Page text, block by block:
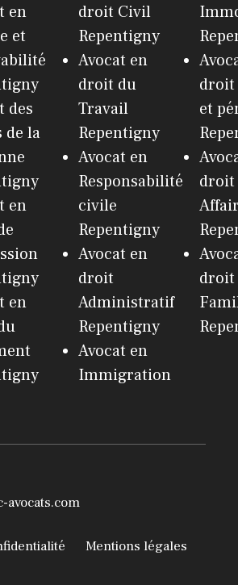
en
et
des
de la
en
en
droit Civil
Repentigny
Avocat en
droit du
Travail
Repentigny
Avocat en
Responsabilité
civile
Repentigny
Avocat en
droit
Administratif
Repentigny
Avocat en
Immigration
et
droit
droit
avocats.com
Mentions légales